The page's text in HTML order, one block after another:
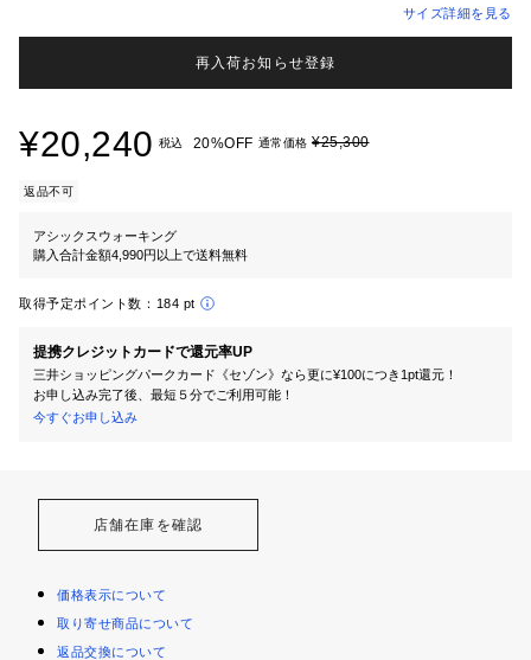
サイズ詳細を見る
再入荷お知らせ登録
¥20,240 税込 20%OFF 通常価格 ¥25,300
返品不可
アシックスウォーキング
購入合計金額4,990円以上で送料無料
取得予定ポイント数： 184 pt
提携クレジットカードで還元率UP
三井ショッピングパークカード《セゾン》なら更に¥100につき1pt還元！
お申し込み完了後、最短５分でご利用可能！
今すぐお申し込み
店舗在庫を確認
価格表示について
取り寄せ商品について
返品交換について